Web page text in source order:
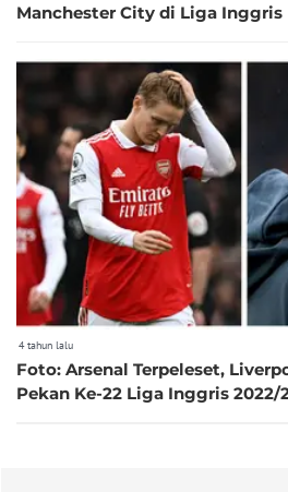
Manchester City di Liga Inggris
4 tahun lalu
Foto: Arsenal Terpeleset,
Pekan Ke-22 Liga Inggris 2022/